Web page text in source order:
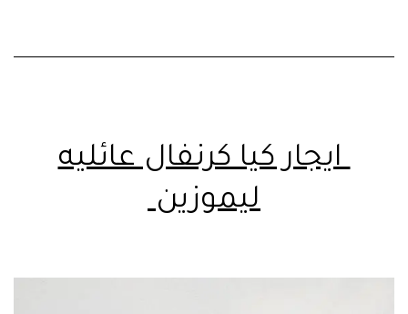
ايجار كيا كرنفال عائليه
ليموزين